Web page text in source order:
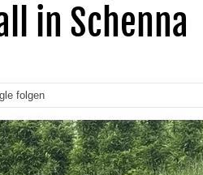
in Schenna
folgen